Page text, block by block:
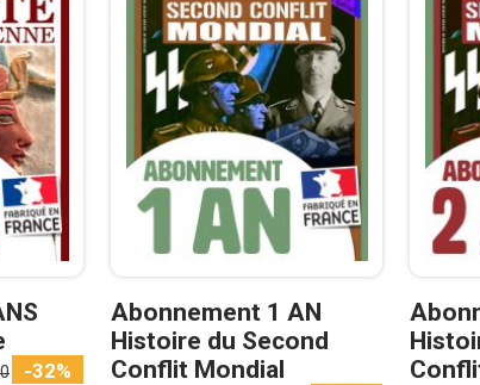
-32%
Abonnement 1 AN
Histoire du Second
Conflit Mondial